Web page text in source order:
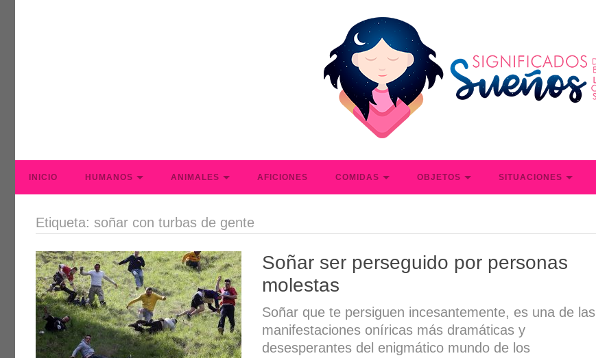
INICIO HUMANOS ANIMALES AFICIONES COMIDAS OBJETOS SITUACIONES
Etiqueta: soñar con turbas de gente
Soñar ser perseguido por personas
molestas
Soñar que te persiguen incesantemente, es una de las
manifestaciones oníricas más dramáticas y
desesperantes del enigmático mundo de los